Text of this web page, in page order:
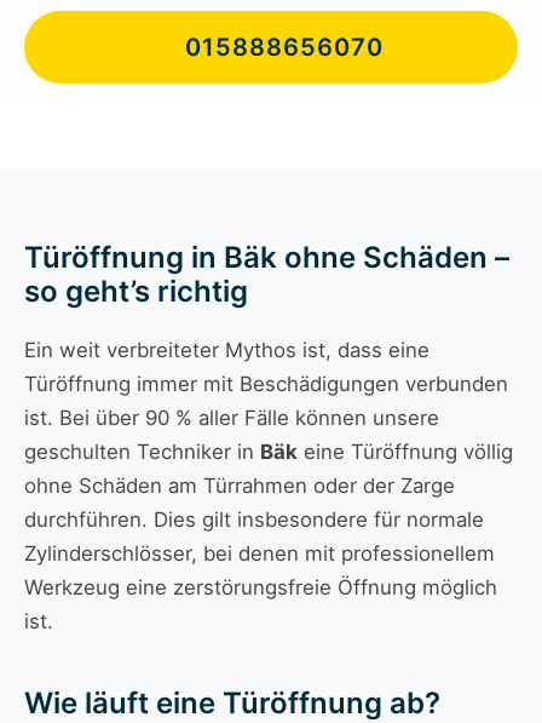
015888656070
Türöffnung in Bäk ohne Schäden –
so geht’s richtig
Ein weit verbreiteter Mythos ist, dass eine
Türöffnung immer mit Beschädigungen verbunden
ist. Bei über 90 % aller Fälle können unsere
geschulten Techniker in Bäk eine Türöffnung völlig
ohne Schäden am Türrahmen oder der Zarge
durchführen. Dies gilt insbesondere für normale
Zylinderschlösser, bei denen mit professionellem
Werkzeug eine zerstörungsfreie Öffnung möglich
ist.
Wie läuft eine Türöffnung ab?